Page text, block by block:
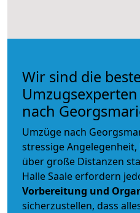
Wir sind die
nach
Umzüge nach
stressige
über große Distanzen
Halle Saale erfordern
Vorbereitung und
sicherzustellen, dass